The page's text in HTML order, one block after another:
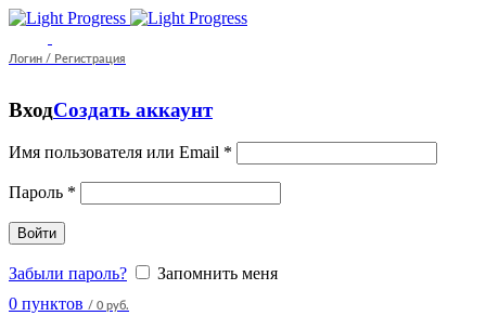
Логин / Регистрация
ВходСоздать аккаунт
Имя пользователя или Email *
Пароль *
Войти
Забыли пароль?
Запомнить меня
0 пунктов / 0 руб.